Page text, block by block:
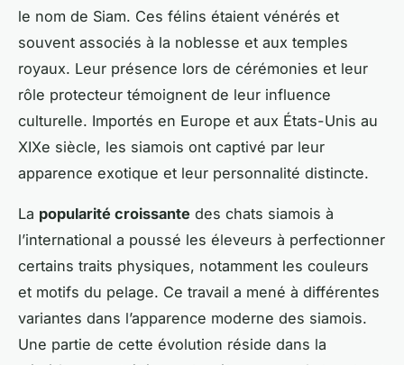
le nom de Siam. Ces félins étaient vénérés et
souvent associés à la noblesse et aux temples
royaux. Leur présence lors de cérémonies et leur
rôle protecteur témoignent de leur influence
culturelle. Importés en Europe et aux États-Unis au
XIXe siècle, les siamois ont captivé par leur
apparence exotique et leur personnalité distincte.
La popularité croissante des chats siamois à
l’international a poussé les éleveurs à perfectionner
certains traits physiques, notamment les couleurs
et motifs du pelage. Ce travail a mené à différentes
variantes dans l’apparence moderne des siamois.
Une partie de cette évolution réside dans la